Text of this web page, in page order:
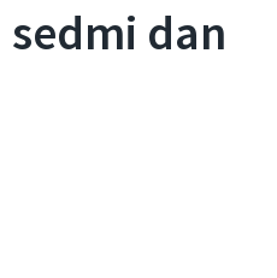
sedmi dan